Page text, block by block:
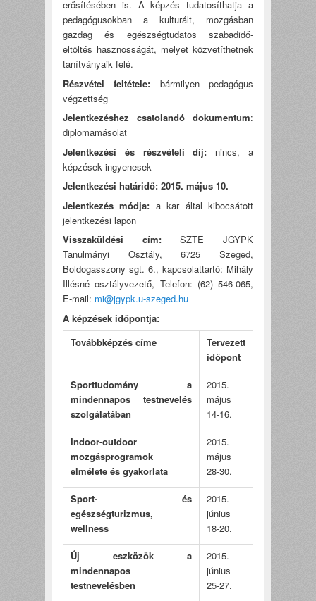
erősítésében is. A képzés tudatosíthatja a
pedagógusokban a kulturált, mozgásban
gazdag és egészségtudatos szabadidő-
eltöltés hasznosságát, melyet közvetíthetnek
tanítványaik felé.
Részvétel feltétele: bármilyen pedagógus
végzettség
Jelentkezéshez csatolandó dokumentum:
diplomamásolat
Jelentkezési és részvételi díj: nincs, a
képzések ingyenesek
Jelentkezési határidő: 2015. május 10.
Jelentkezés módja: a kar által kibocsátott
jelentkezési lapon
Visszaküldési cím:SZTE JGYPK
Tanulmányi Osztály, 6725 Szeged,
Boldogasszony sgt. 6., kapcsolattartó: Mihály
Illésné osztályvezető, Telefon: (62) 546-065,
E-mail: mi@jgypk.u-szeged.hu
A képzések időpontja:
Továbbképzés címe
Tervezett
időpont
Sporttudomány a
mindennapos testnevelés
szolgálatában
2015.
május
14-16.
Indoor-outdoor
mozgásprogramok
elmélete és gyakorlata
2015.
május
28-30.
Sport- és
egészségturizmus,
wellness
2015.
június
18-20.
Új eszközök a
mindennapos
testnevelésben
2015.
június
25-27.